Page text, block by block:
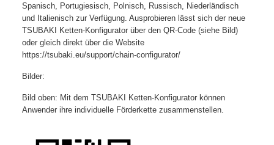
Spanisch, Portugiesisch, Polnisch, Russisch, Niederländisch
und Italienisch zur Verfügung. Ausprobieren lässt sich der neue
TSUBAKI Ketten-Konfigurator über den QR-Code (siehe Bild)
oder gleich direkt über die Website
https://tsubaki.eu/support/chain-configurator/
Bilder:
Bild oben: Mit dem TSUBAKI Ketten-Konfigurator können
Anwender ihre individuelle Förderkette zusammenstellen.